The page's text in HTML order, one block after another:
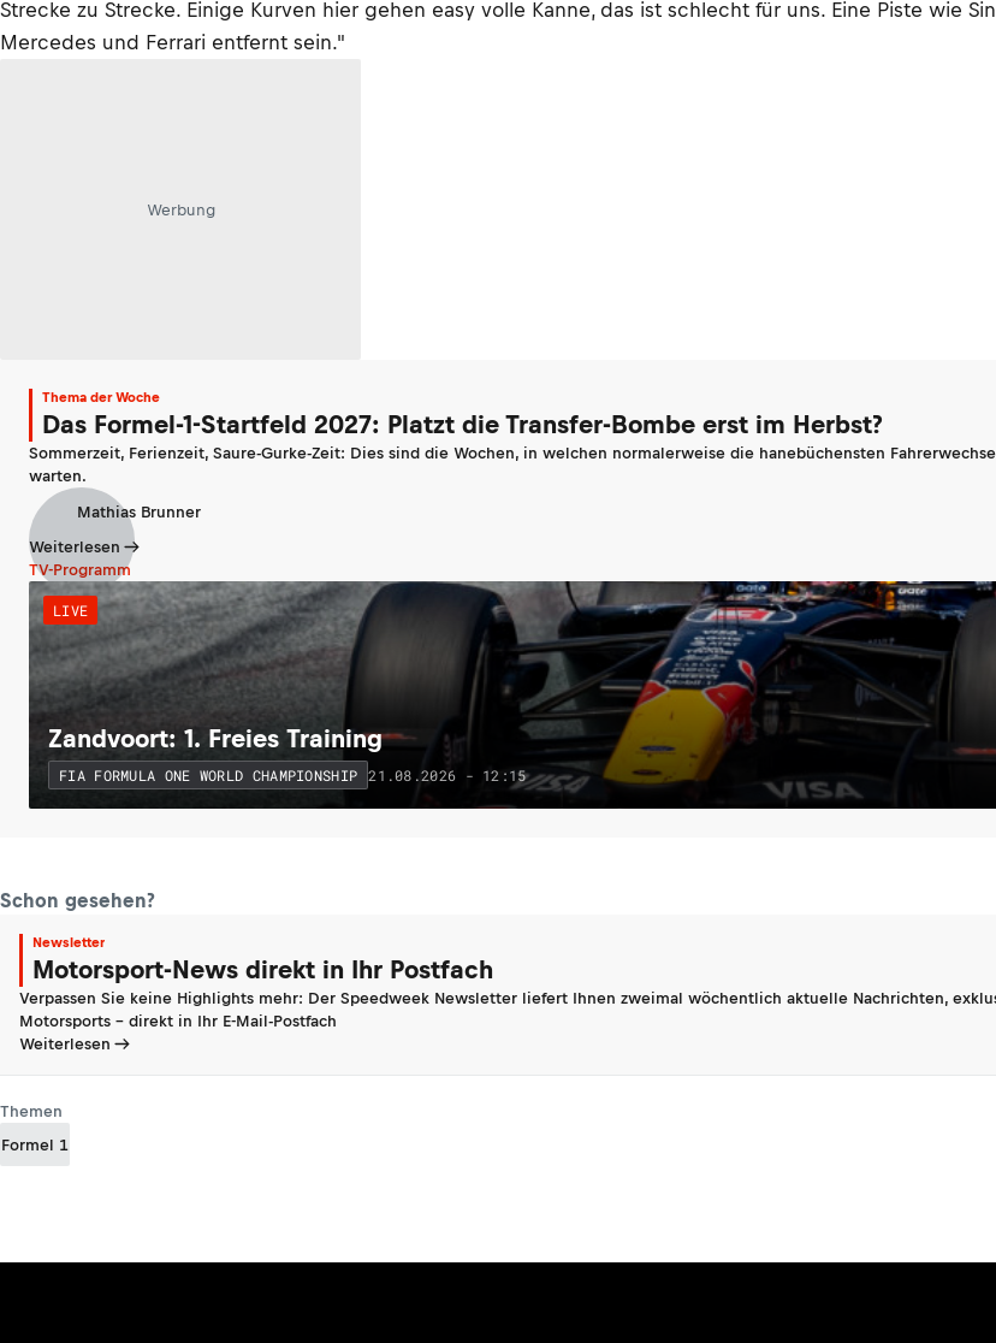
Strecke zu Strecke. Einige Kurven hier gehen easy volle Kanne, das ist schlecht für uns. Eine Piste wie
Mercedes und Ferrari entfernt sein."
Werbung
Thema der Woche
Das Formel-1-Startfeld 2027: Platzt die Transfer-Bombe erst im Herbst?
Sommerzeit, Ferienzeit, Saure-Gurke-Zeit: Dies sind die Wochen, in welchen normalerweise die hanebüchensten
warten.
Mathias Brunner
Weiterlesen
TV-Programm
LIVE
Zandvoort: 1. Freies Training
FIA FORMULA ONE WORLD CHAMPIONSHIP 21.08.2026 - 12:15
Schon gesehen?
Newsletter
Motorsport-News direkt in Ihr Postfach
Verpassen Sie keine Highlights mehr: Der Speedweek Newsletter liefert Ihnen zweimal wöchentlich aktuelle Nachrichten,
Motorsports - direkt in Ihr E-Mail-Postfach
Weiterlesen
Themen
Formel 1